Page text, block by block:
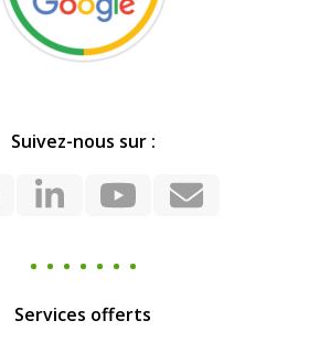
Suivez-nous sur :
LinkedIn
YouTube
Email
Services offerts